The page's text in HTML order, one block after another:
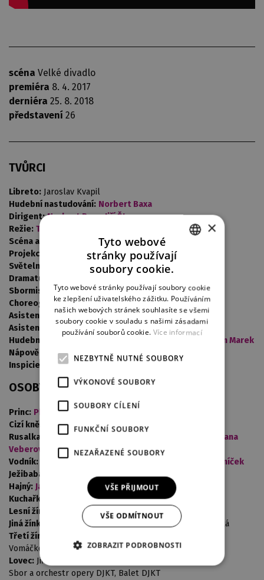
scéna Velké divadlo
premiéra 8. 4. 2017
derniéra 25. 8. 2018
představení 26
TVŮRCI
Libreto: Jaroslav Kvapil
Hudební nastudování: Norbert Baxa
Dirigent: Norbert Baxa,Jiří Štrunc
Režie: Tomáš Ondřej Pilař
Scéna a kostýmy:
Aleš Valášek
Projekce:
Petr Hloušek
Světelný design:
Antonín Pfleger
Dramaturgie:
Sbormistr:
Zdeněk Vimr
Choreografie: Martin Šinták
Asistent dirigenta: Chuhei Iwasaki
Asistent režie:
Jakub Hliněnský
Hudební příprava:
Martin Marek
Nápověda:
Eliška Ulrychová
Inspicient:
Petra Tolašová
OSOBY A OBSAZENÍ
Princ: Philippe Castagner
Cizí kněžna:
Ester Pavlů,Ivana Veberová
Rusalka:
Luisa Albrechtová,
Ivana
Veberová
Vodník:
Jevhen Šokalo
František Zahradníček
Ježibaba:
Jana Foff Tetourová, Alžběta Vomáčková
Hajný: Jan Ježek
Jiří Kubík
Kuchařka:
Ivana Šaková, Iveta Žižlavská
Lesní žínka:
Radka Sehnoutková,Vanda Šípová
Jiná žínka:
Becca Conviser Andrea Frídová, Anita Jirovská
Třetí žínka:
Vomáčková
Lovec: Jiří Brückler,
Sbor a orchestr opery DJKT, Balet DJKT
GERMAN
×
Tyto webové
stránky používají
soubory cookie.
Tyto webové stránky používají soubory cookie
ke zlepšení uživatelského zážitku. Používáním
našich webových stránek souhlasíte se všemi
soubory cookie v souladu s našimi zásadami
používání souborů cookie. Více informací
NEZBYTNĚ NUTNÉ SOUBORY
VÝKONOVÉ SOUBORY
SOUBORY CÍLENÍ
FUNKČNÍ SOUBORY
NEZAŘAZENÉ SOUBORY
VŠE PŘIJMOUT
VŠE ODMÍTNOUT
ZOBRAZIT PODROBNOSTI